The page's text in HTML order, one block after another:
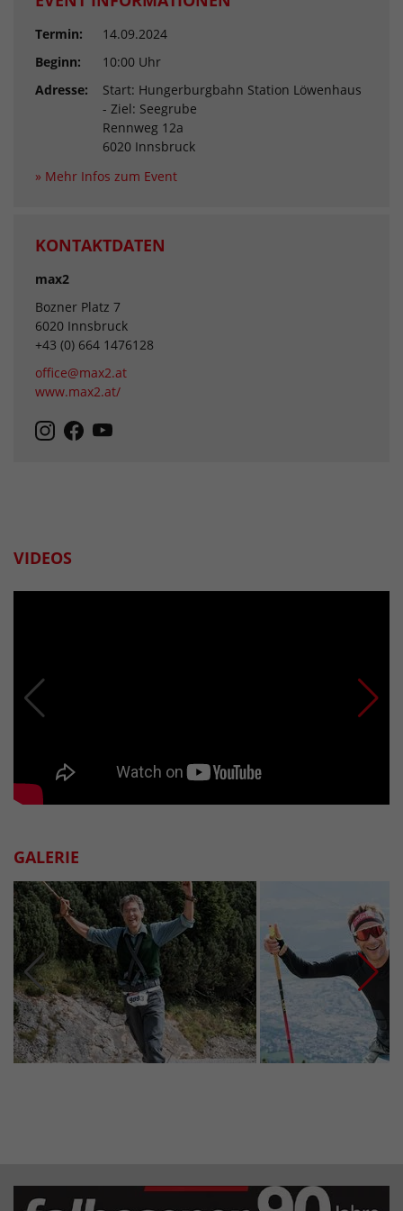
Termin:
14.09.2024
Beginn:
10:00 Uhr
Adresse:
Start: Hungerburgbahn Station Löwenhaus
- Ziel: Seegrube
Rennweg 12a
6020 Innsbruck
» Mehr Infos zum Event
KONTAKTDATEN
max2
Bozner Platz 7
6020 Innsbruck
+43 (0) 664 1476128
office@max2.at
www.max2.at/
VIDEOS
GALERIE